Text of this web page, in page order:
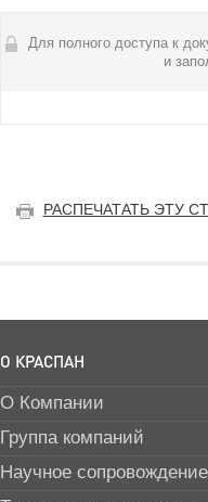
Для полного доступа к
и
РАСПЕЧАТАТЬ ЭТУ
О КРАСПАН
О Компании
Группа компаний
Научное сопровождение